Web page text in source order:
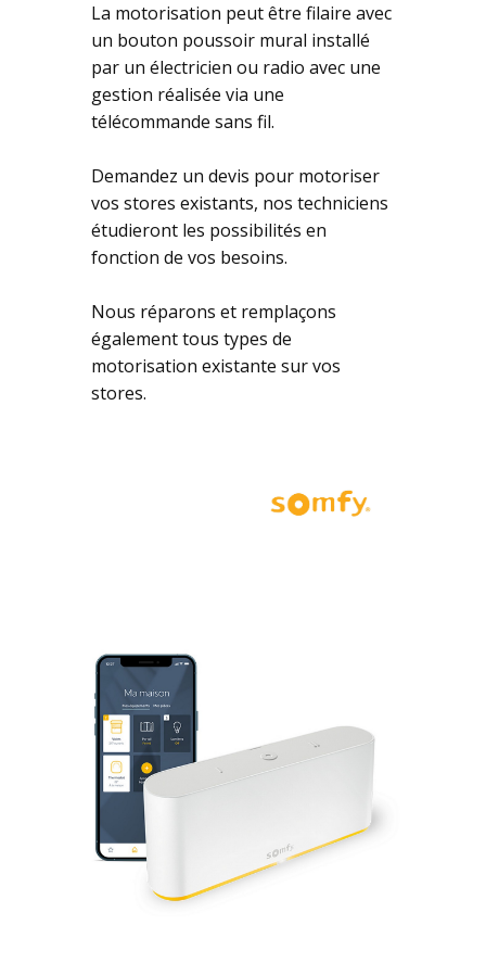
La motorisation peut être filaire avec
un bouton poussoir mural installé
par un électricien ou radio avec une
gestion réalisée via une
télécommande sans fil.
Demandez un devis pour motoriser
vos stores existants, nos techniciens
étudieront les possibilités en
fonction de vos besoins.
Nous réparons et remplaçons
également tous types de
motorisation existante sur vos
stores.